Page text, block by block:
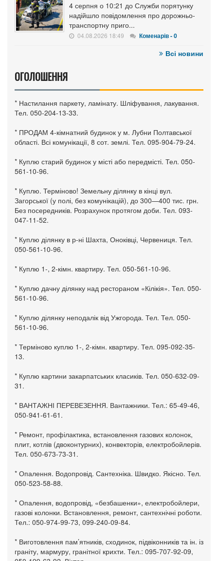
4 серпня о 10:21 до Служби порятунку
надійшло повідомлення про дорожньо-
транспортну приго...
04.08.2026 18:49 Коменарів - 0
Всі новини
ОГОЛОШЕННЯ
* Настилання паркету, ламінату. Шліфування, лакування.
Тел. 050-204-13-33.
* ПРОДАМ 4-кімнатний будинок у м. Лубни Полтавської
області. Всі комунікації, 8 сот. землі. Тел. 095-904-79-24.
* Куплю старий будинок у місті або передмісті. Тел. 050-
561-10-96.
* Куплю. Терміново! Земельну ділянку в кінці вул.
Загорської (у полі, без комунікацій), до 300—400 тис. грн.
Без посередників. Розрахунок протягом доби. Тел. 093-
047-11-52.
* Куплю ділянку в р-ні Шахта, Оноківці, Червениця. Тел.
050-561-10-96.
* Куплю 1-, 2-кімн. квартиру. Тел. 050-561-10-96.
* Куплю дачну ділянку над рестораном «Кілікія». Тел. 050-
561-10-96.
* Куплю ділянку неподалік від Ужгорода. Тел. Тел. 050-
561-10-96.
* Терміново куплю 1-, 2-кімн. квартиру. Тел. 095-092-35-
13.
* Куплю картини закарпатських класиків. Тел. 050-632-09-
31.
* ВАНТАЖНІ ПЕРЕВЕЗЕННЯ. Вантажники. Тел.: 65-49-46,
050-941-61-61.
* Ремонт, профілактика, встановлення газових колонок,
плит, котлів (двоконтурних), конвекторів, електробойлерів.
Тел. 050-673-73-31.
* Опалення. Водопровід. Сантехніка. Швидко. Якісно. Тел.
050-523-58-88.
* Опалення, водопровід, «безбашенки», електробойлери,
газові колонки. Встановлення, ремонт, сантехнічні роботи.
Тел.: 050-974-99-73, 099-240-09-84.
* Виготовлення пам’ятників, сходинок, підвіконників та ін. із
граніту, мармуру, гранітної крихти. Тел.: 095-707-92-09,